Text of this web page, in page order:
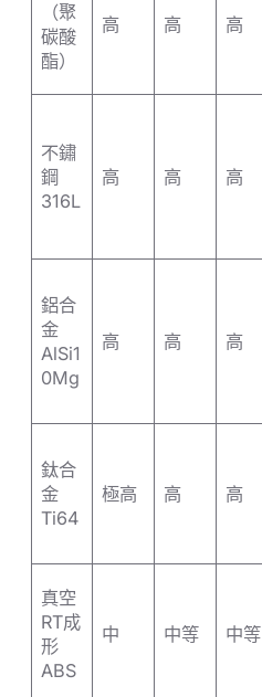
（聚
碳酸
酯）
高 高 高
不鏽
鋼
316L
高 高 高
鋁合
金
AlSi1
0Mg
高 高 高
鈦合
金
Ti64
極高 高 高
真空
RT成
形
ABS
中 中等 中等